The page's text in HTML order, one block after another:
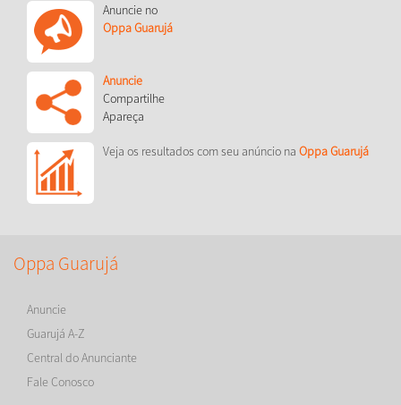
Anuncie no
Oppa Guarujá
Anuncie
Compartilhe
Apareça
Veja os resultados com seu anúncio na Oppa Guarujá
Oppa Guarujá
Anuncie
Guarujá A-Z
Central do Anunciante
Fale Conosco